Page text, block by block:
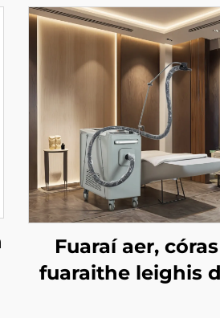
Fuaraí aer, córas
fuaraithe leighis